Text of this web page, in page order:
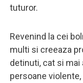
tuturor.
Revenind la cei
multi si creeaza
detinuti, cat si mai
persoane